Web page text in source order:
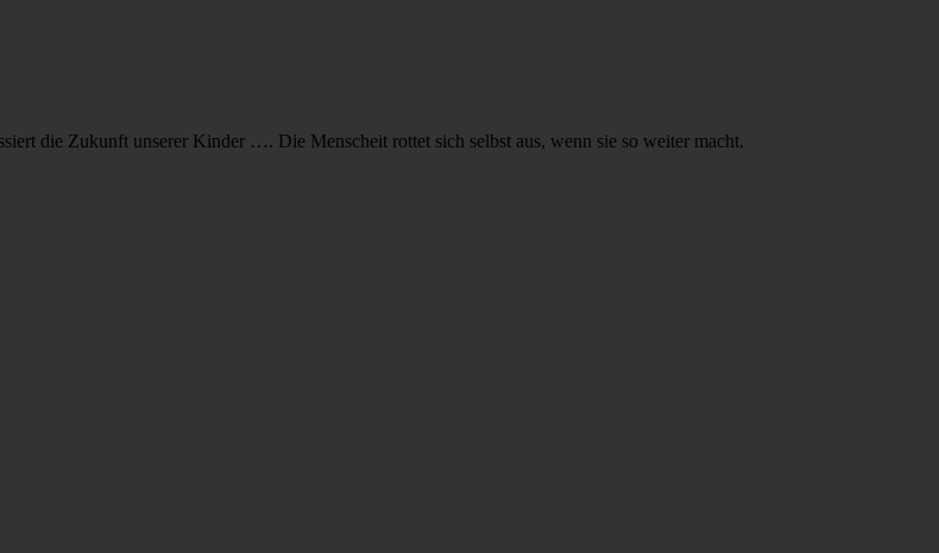
die Zukunft unserer Kinder …. Die Menscheit rottet sich selbst aus, wenn sie so weiter macht.